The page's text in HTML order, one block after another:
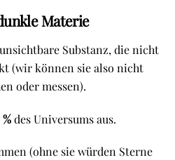
Materie
Substanz, die nicht
(wir können sie also nicht
oder messen).
%des Universums aus.
(ohne sie würden Sterne